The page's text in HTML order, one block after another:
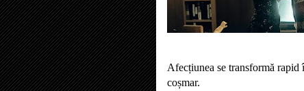
Afecțiunea se transformă rapid
coșmar.